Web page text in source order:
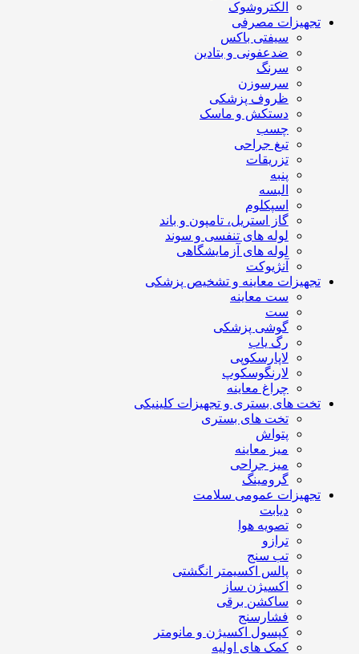
الکتروشوک
تجهیزات مصرفی
سیفتی باکس
ضدعفونی و بتادین
سرنگ
سرسوزن
ظروف پزشکی
دستکش و ماسک
چسب
تیغ جراحی
تزریقات
پنبه
البسه
اسپکلوم
گاز استریل، تامپون و باند
لوله های تنفسی و سوند
لوله های آزمایشگاهی
آنژیوکت
تجهیزات معاینه و تشخیص پزشکی
ست معاینه
ست
گوشی پزشکی
رگ یاب
لاپارسکوپی
لارنگوسکوپ
چراغ معاینه
تخت های بستری و تجهیزات کلینیکی
تخت های بستری
پتواش
میز معاینه
میز جراحی
گرومینگ
تجهیزات عمومی سلامت
دیابت
تصویه هوا
ترازو
تب سنج
پالس اکسیمتر انگشتی
اکسیژن ساز
ساکشن برقی
فشارسنج
کپسول اکسیژن و مانومتر
کمک های اولیه